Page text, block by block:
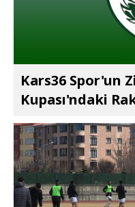
Kars36 Spor'un
Kupası'ndaki